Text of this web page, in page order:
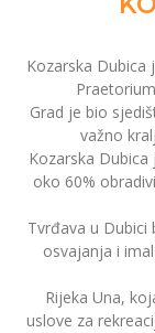
Kozarska Dubica
Grad je bio
važno
Kozarska
oko 60%
Tvrđava u
osvajanja i
Rijeka Una,
uslove za